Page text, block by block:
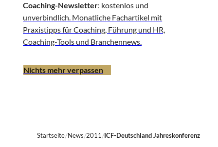
Coaching-Newsletter: kostenlos und
unverbindlich. Monatliche Fachartikel mit
Praxistipps für Coaching, Führung und HR,
Coaching-Tools und Branchennews.
Nichts mehr verpassen
Startseite News 2011 ICF-Deutschland Jahreskonferenz